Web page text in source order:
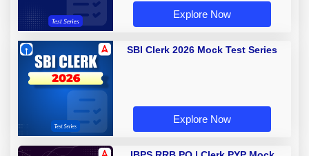
Explore Now
SBI Clerk 2026 Mock Test Series
Explore Now